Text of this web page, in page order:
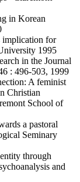
in Korean
implication for
1995
in the Journal
: 496-503, 1999
A feminist
Christian
School of
a pastoral
Seminary
through
and